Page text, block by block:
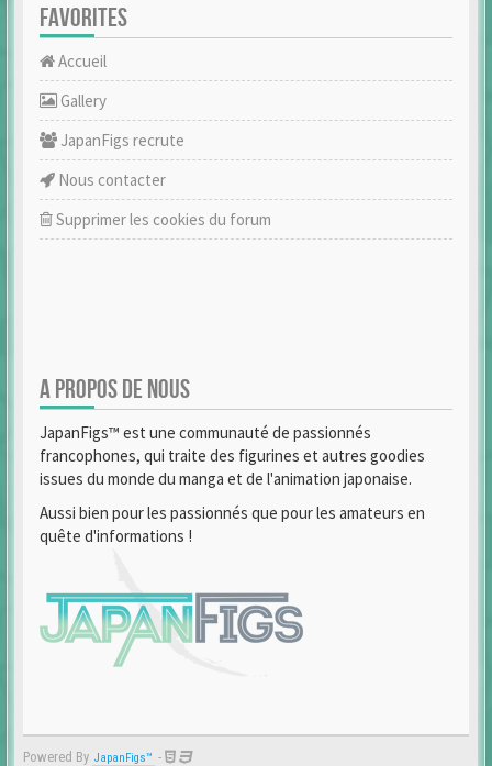
FAVORITES
Accueil
Gallery
JapanFigs recrute
Nous contacter
Supprimer les cookies du forum
A PROPOS DE NOUS
JapanFigs™ est une communauté de passionnés
francophones, qui traite des figurines et autres goodies
issues du monde du manga et de l'animation japonaise.
Aussi bien pour les passionnés que pour les amateurs en
quête d'informations !
Powered By JapanFigs™ -